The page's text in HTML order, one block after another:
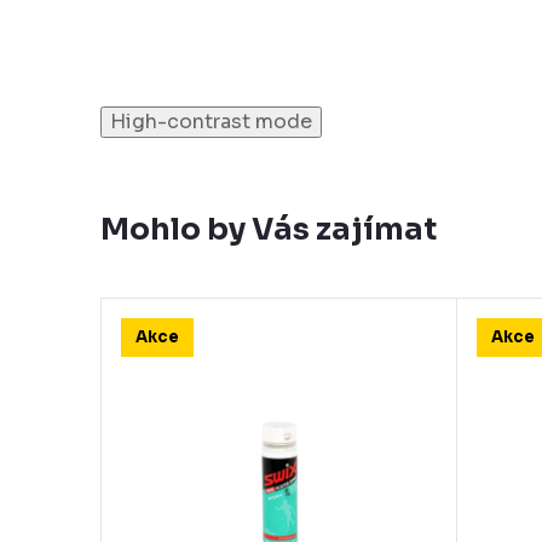
High-contrast mode
Mohlo by Vás zajímat
Akce Akce